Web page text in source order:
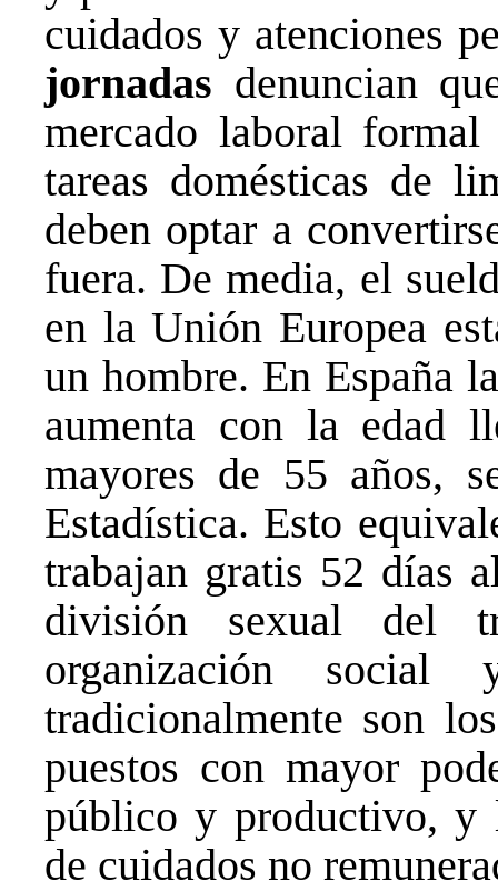
cuidados y atenciones
jornadas denuncian
mercado laboral
tareas domésticas de
deben optar a
fuera. De media, el
en la Unión Europea
un hombre. En España
aumenta con la edad
mayores de 55 años,
Estadística. Esto
trabajan gratis 52 días
división sexual del
organización
tradicionalmente son
puestos con mayor
público y productivo, y
de cuidados no